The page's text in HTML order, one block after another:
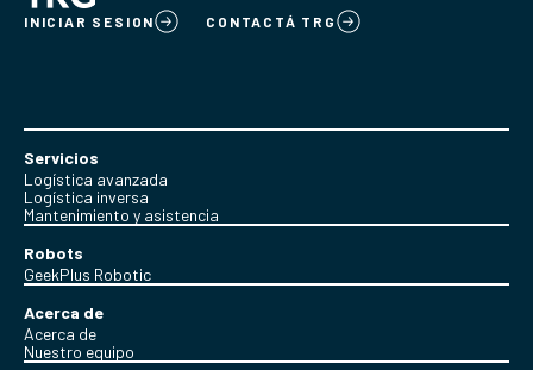
INICIAR SESION CONTACTÁ TRG
Servicios
Logística avanzada
Logística inversa
Mantenimiento y asistencia
Robots
GeekPlus Robotic
Acerca de
Acerca de
Nuestro equipo